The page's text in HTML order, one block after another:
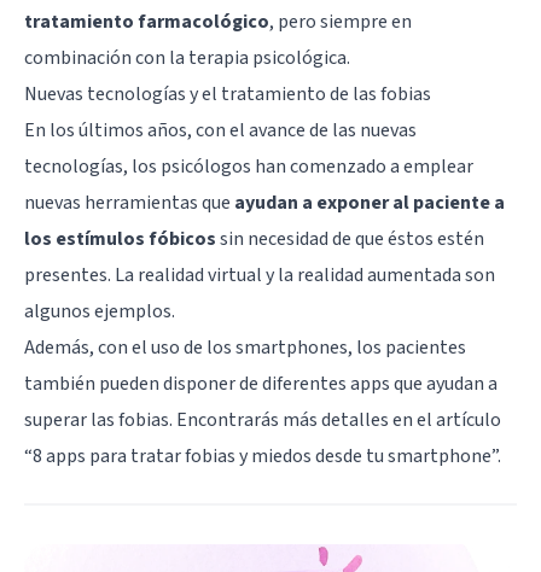
tratamiento farmacológico, pero siempre en
combinación con la terapia psicológica.
Nuevas tecnologías y el tratamiento de las fobias
En los últimos años, con el avance de las nuevas
tecnologías, los psicólogos han comenzado a emplear
nuevas herramientas que ayudan a exponer al paciente a
los estímulos fóbicossin necesidad de que éstos estén
presentes. La realidad virtual y la realidad aumentada son
algunos ejemplos.
Además, con el uso de los smartphones, los pacientes
también pueden disponer de diferentes apps que ayudan a
superar las fobias. Encontrarás más detalles en el artículo
“8 apps para tratar fobias y miedos desde tu smartphone”.